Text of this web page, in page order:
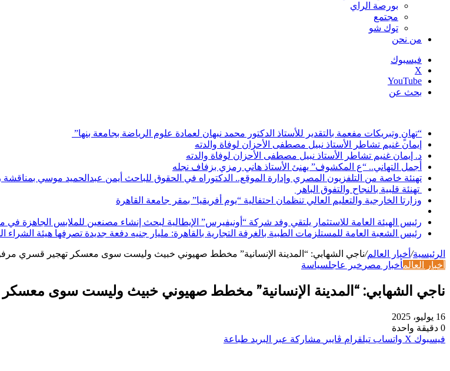
بورصة الراي
مجتمع
توك شو
من نحن
فيسبوك
‫X
‫YouTube
بحث عن
“تهانٍ وتبريكات مفعمة بالتقدير للأستاذ الدكتور محمد نبهان لعمادة علوم الرياضة بجامعة بنها”
إيمان غنيم تشاطر الأستاذ نبيل مصطفى الأحزان لوفاة والدته
د. إيمان غنيم تشاطر الأستاذ نبيل مصطفى الأحزان لوفاة والدته
أجمل التهاني.. “ع المكشوف” يهنئ الأستاذ هاني رمزي بزفاف نجله
تهنئة خاصة من التلفزيون المصري وإدارة الموقع.. الدكتوراه في الحقوق للباحث أيمن عبدالحميد موسي بمناقشة
تهنئة قلبية بالنجاح والتفوق الباهر
وزارتا الخارجية والتعليم العالي تنظمان احتفالية “يوم أفريقيا” بمقر جامعة القاهرة
رئيس الهيئة العامة للاستثمار يلتقي وفد شركة “أونيفيرس” الإيطالية لبحث إنشاء مصنعين للملابس الجاهزة في
رئيس الشعبة العامة للمستلزمات الطبية بالغرفة التجارية بالقاهرة: مليار جنيه دفعة جديدة تصرفها هيئة
الرئيسية/ أخبار العالم/ناجي الشهابي: “المدينة الإنسانية” مخطط صهيوني خبيث وليست سوى معسكر تهجير قسري
أخبار العالمأخبار مصر خبر عاجلسياسة
ناجي الشهابي: “المدينة الإنسانية” مخطط صهيوني خبيث وليست سوى
16 يوليو، 2025
0 دقيقة واحدة
فيسبوك ‫X واتساب تيلقرام ڤايبر مشاركة عبر البريد طباعة